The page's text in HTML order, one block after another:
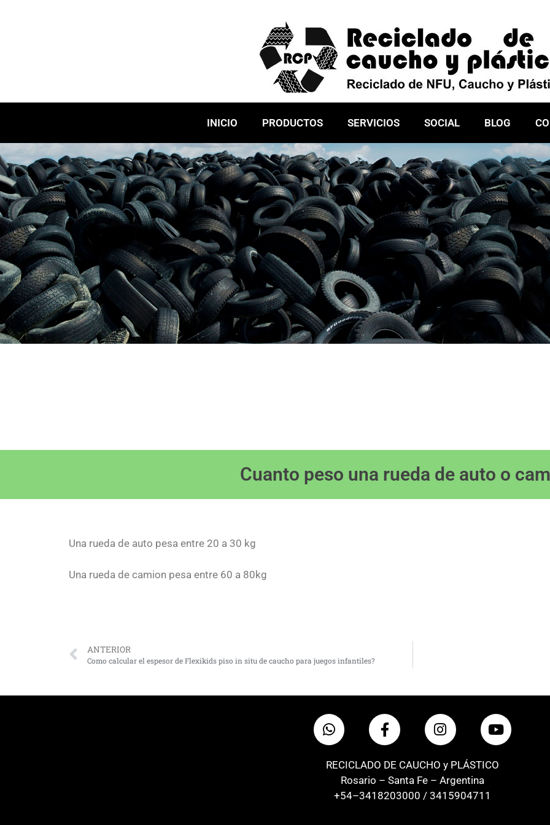
INICIO PRODUCTOS SERVICIOS SOCIAL BLOG
Cuanto peso una rueda de auto o
Una rueda de auto pesa entre 20 a 30 kg
Una rueda de camion pesa entre 60 a 80kg
ANTERIOR
Como calcular el espesor de Flexikids piso in situ de caucho para juegos infantiles?
RECICLADO DE CAUCHO y PLÁSTICO
Rosario – Santa Fe – Argentina
+54–3418203000 / 3415904711